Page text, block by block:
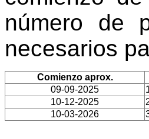
número de
necesarios
Comienzo aprox.
09-09-2025
10-12-2025
10-03-2026